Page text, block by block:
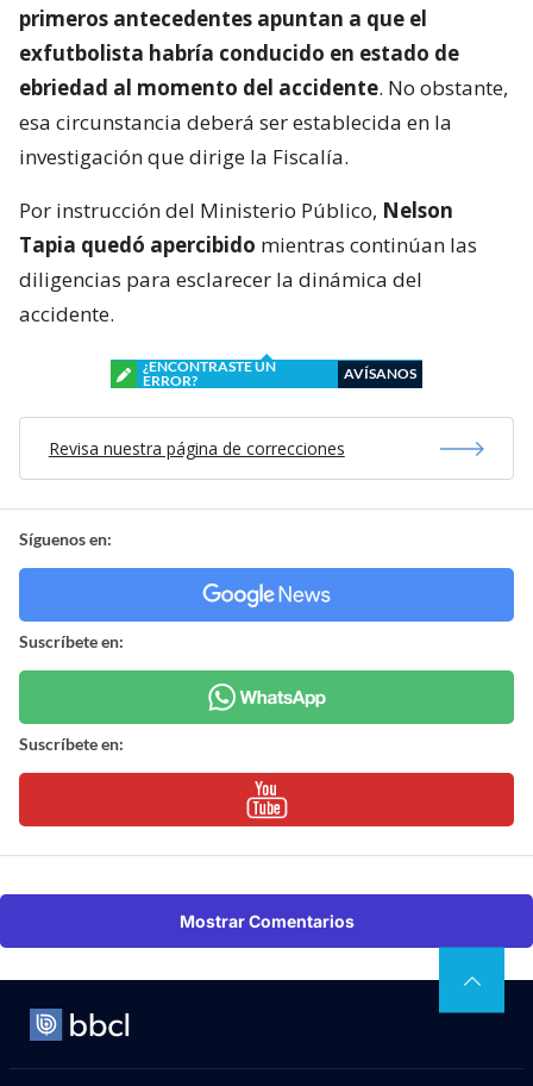
primeros antecedentes apuntan a que el
exfutbolista habría conducido en estado de
ebriedad al momento del accidente. No obstante,
esa circunstancia deberá ser establecida en la
investigación que dirige la Fiscalía.
Por instrucción del Ministerio Público, Nelson
Tapia quedó apercibido mientras continúan las
diligencias para esclarecer la dinámica del
accidente.
¿ENCONTRASTE UN
ERROR?
AVÍSANOS
Revisa nuestra página de correcciones
Síguenos en:
Suscríbete en:
Suscríbete en:
Mostrar Comentarios